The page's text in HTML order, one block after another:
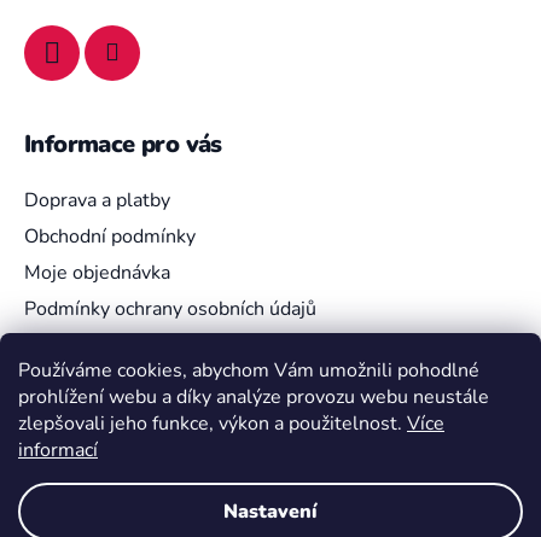
Používáme cookies, abychom Vám umožnili pohodlné
prohlížení webu a díky analýze provozu webu neustále
zlepšovali jeho funkce, výkon a použitelnost. Více
informací
Nastavení
Informace pro vás
Doprava a platby
Obchodní podmínky
Moje objednávka
Podmínky ochrany osobních údajů
Vyhledávání
HLEDAT